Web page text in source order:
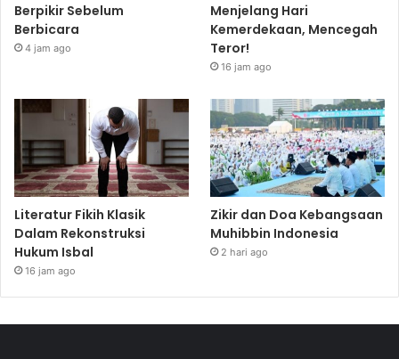
Berpikir Sebelum
Berbicara
4 jam ago
Menjelang Hari
Kemerdekaan, Mencegah
Teror!
16 jam ago
Literatur Fikih Klasik
Dalam Rekonstruksi
Hukum Isbal
16 jam ago
Zikir dan Doa Kebangsaan
Muhibbin Indonesia
2 hari ago